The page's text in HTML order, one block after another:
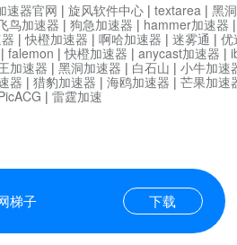
梯子 下载
速器官网 | 旋风软件中心 | textarea | 黑
鸟加速器 | 狗急加速器 | hammer加速器
|快橙加速器 | 啊哈加速器 | 迷雾通 | 优
| falemon |快橙加速器 | anycast加速器 |
加速器 | 黑洞加速器 | 白石山 | 小牛加速
器 | 猎豹加速器 | 海鸥加速器 | 芒果加速
| 雷霆加速